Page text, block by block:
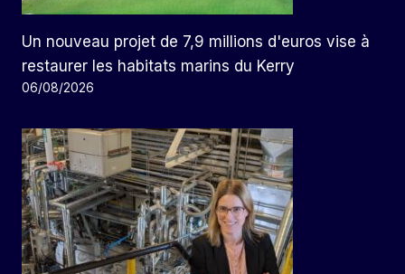
Un nouveau projet de 7,9 millions d'euros vise à
restaurer les habitats marins du Kerry
06/08/2026